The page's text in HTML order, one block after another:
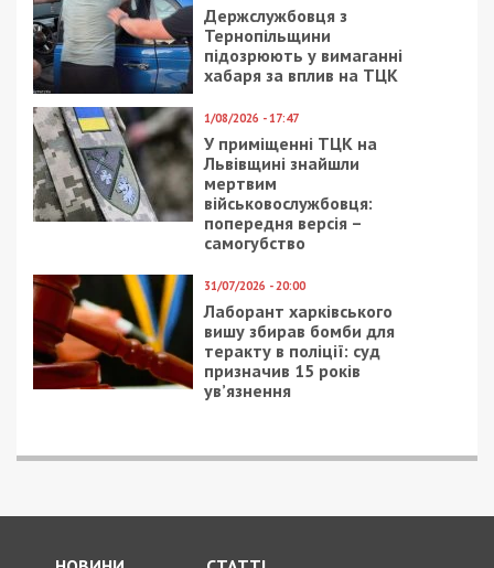
ПОПУЛЯРНІ НОВИНИ
5/08/2026 - 21:31
Представився
працівником ТЦК та
погрожував
“штрафбатом”: у Харкові
на хабарі $10 тисяч
затримали майора ВСП
5/08/2026 - 10:29
На Волині депутат-
посадовець Укрзалізниці
відряджав підлеглих
будувати приватний
будинок
За $13 тисяч допомагали
організовану групу
4/08/2026 - 16:30